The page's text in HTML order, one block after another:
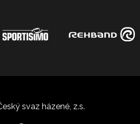
svaz házené, z.s.